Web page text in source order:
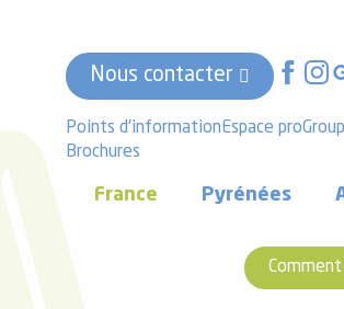
Nous contacter
Points d'informationEspace pro
Brochures
France Pyrénées
Comment